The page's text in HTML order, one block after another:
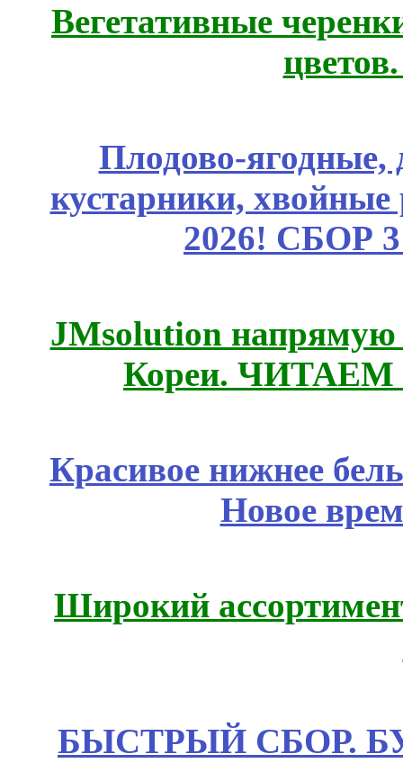
Вегетативные
Плодово-ягодные,
кустарники,
2026! СБОР
JMsolution
Кореи.
Красивое нижнее
Новое
Широкий
БЫСТРЫЙ СБОР.